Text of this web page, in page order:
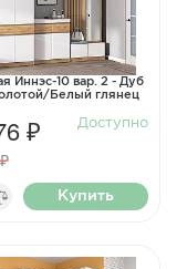
Иннэс-10 вар. 2 - Дуб
Белый глянец
₽ Доступно
Купить